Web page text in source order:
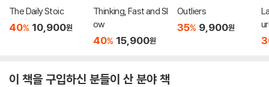
The Daily Stoic
40% 10,900원
Thinking, Fast and Sl
ow
40% 15,900원
Outliers
35% 9,900원
이 책을 구입하신 분들이 산 분야 책